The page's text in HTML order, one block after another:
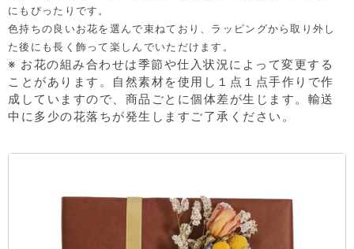
にもぴったりです。
色持ちの良いお花を選んで束ねており、ラッピングから取り外し
た後にも長く飾って楽しんでいただけます。
※ お花の組み合わせは季節や仕入状況によって変更する
ことがあります。自然素材を使用し１点１点手作りで作
成していますので、商品ごとに個体差が生じます。輸送
中に多少の花落ちが発生しますご了承ください。